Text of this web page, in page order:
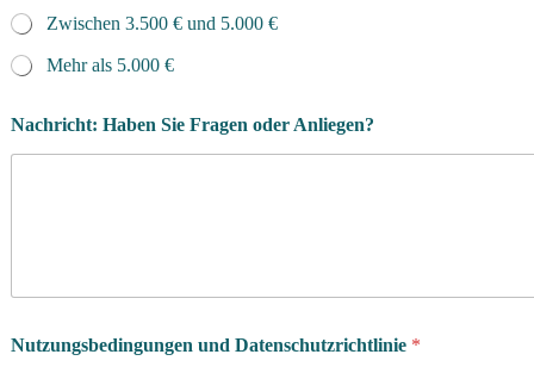
Zwischen 3.500 € und 5.000 €
Mehr als 5.000 €
Nachricht: Haben Sie Fragen oder Anliegen?
Nutzungsbedingungen und Datenschutzrichtlinie *